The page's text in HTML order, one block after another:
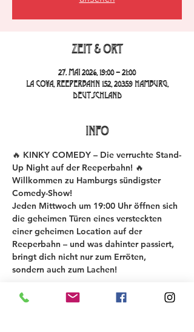
Zeit & Ort
27. Mai 2026, 19:00 – 21:00
La Cova, Reeperbahn 152, 20359 Hamburg,
Deutschland
INFO
🔥 KINKY COMEDY – Die verruchte Stand-
Up Night auf der Reeperbahn! 🔥
Willkommen zu Hamburgs sündigster
Comedy-Show!
Jeden Mittwoch um 19:00 Uhr öffnen sich
die geheimen Türen eines versteckten
einer geheimen Location auf der
Reeperbahn – und was dahinter passiert,
bringt dich nicht nur zum Erröten,
sondern auch zum Lachen!
Bei der KINKY COMEDY New Material